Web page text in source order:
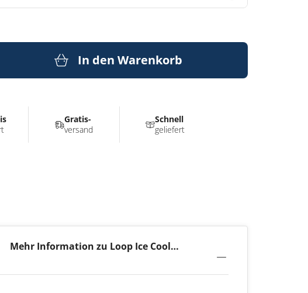
In den Warenkorb
Mehr Information zu Loop Ice Cool
Gratis-
versand
Schnell
geliefert